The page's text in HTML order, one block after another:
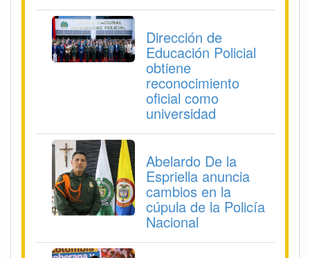
Dirección de
Educación Policial
obtiene
reconocimiento
oficial como
universidad
Abelardo De la
Espriella anuncia
cambios en la
cúpula de la Policía
Nacional